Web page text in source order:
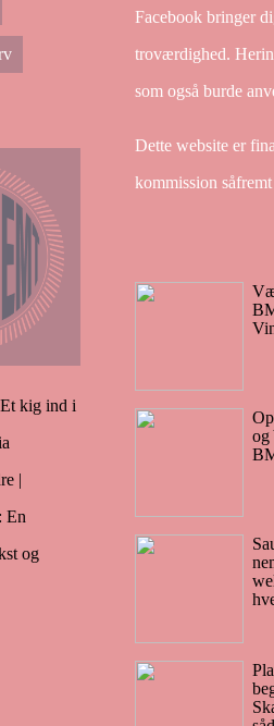
Facebook bringer
troværdighed.
som også burde
Dette website er
kommission
og
kig ind i
|
En
og